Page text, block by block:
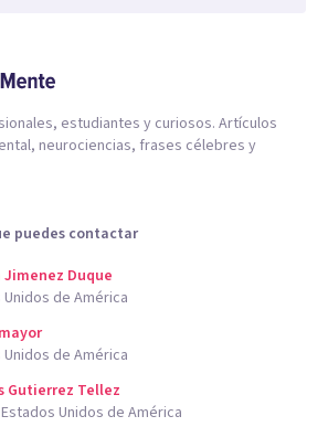
estudiantes y curiosos. Artículos
neurociencias, frases célebres y
puedes contactar
Duque
de América
de América
Gutierrez Tellez
Unidos de América